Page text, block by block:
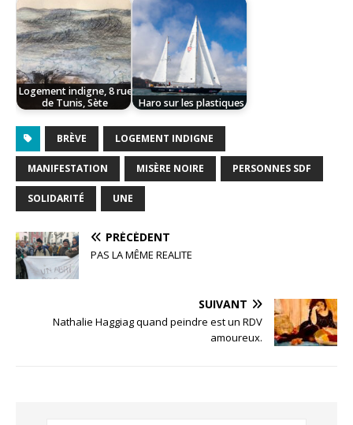
Logement indigne, 8 rue
de Tunis, Sète
Haro sur les plastiques
BRÈVE LOGEMENT INDIGNE
MANIFESTATION MISÈRE NOIRE PERSONNES SDF
SOLIDARITÉ UNE
PRÉCÉDENT
PAS LA MÊME REALITE
SUIVANT
Nathalie Haggiag quand peindre est un RDV
amoureux.